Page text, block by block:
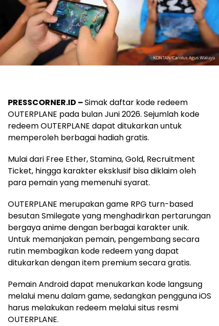
PRESSCORNER.ID –Simak daftar kode redeem
OUTERPLANE pada bulan Juni 2026. Sejumlah kode
redeem OUTERPLANE dapat ditukarkan untuk
memperoleh berbagai hadiah gratis.
Mulai dari Free Ether, Stamina, Gold, Recruitment
Ticket, hingga karakter eksklusif bisa diklaim oleh
para pemain yang memenuhi syarat.
OUTERPLANE merupakan game RPG turn-based
besutanSmilegateyang menghadirkan pertarungan
bergaya anime dengan berbagai karakter unik.
Untuk memanjakan pemain, pengembang secara
rutin membagikan kode redeem yang dapat
ditukarkan dengan item premium secara gratis.
Pemain Android dapat menukarkan kode langsung
melalui menu dalam game, sedangkan pengguna iOS
harus melakukan redeem melalui situs resmi
OUTERPLANE.